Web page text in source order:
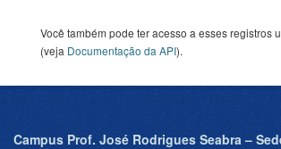
Você também pode ter acesso a esses registros
(veja Documentação da API).
Campus Prof. José Rodrigues Seabra –